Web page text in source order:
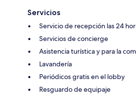
Servicios
Servicio de recepción las 24
Servicios de concierge
Asistencia turística y para la
Lavandería
Periódicos gratis en el lobby
Resguardo de equipaje